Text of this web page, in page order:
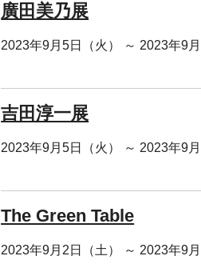
廣田美乃展
2023年9月5日（火） ～ 2023年9月
吉田淳一展
2023年9月5日（火） ～ 2023年9月
The Green Table
2023年9月2日（土） ～ 2023年9月